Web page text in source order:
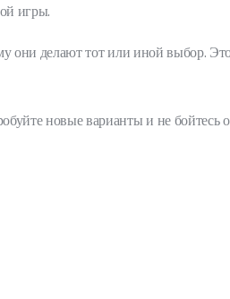
игры.
они делают тот или иной выбор.
новые варианты и не бойтесь